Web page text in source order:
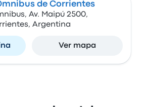
de Corrientes
Av. Maipú 2500,
Argentina
Ver mapa